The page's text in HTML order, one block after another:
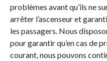
problèmes avant qu’ils ne
arrêter l’ascenseur et
les passagers. Nous
pour garantir qu’en cas de
courant, nous pouvons